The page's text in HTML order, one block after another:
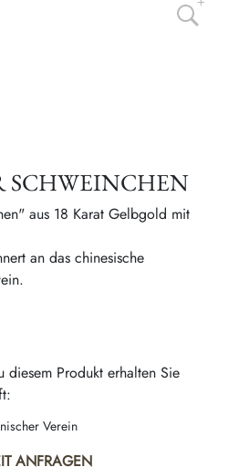
SCHWEINCHEN
aus 18 Karat Gelbgold mit
an das chinesische
diesem Produkt erhalten Sie
Verein
ANFRAGEN